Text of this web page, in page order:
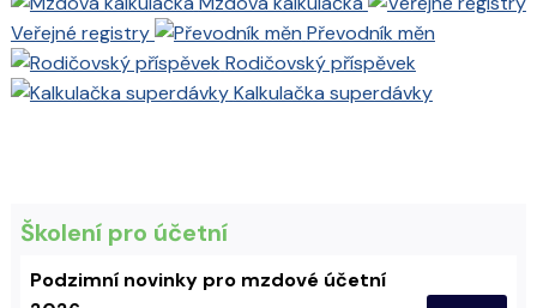
Veřejné registry
Převodník měn
Rodičovský příspěvek
Kalkulačka superdávky
Školení pro účetní
Podzimní novinky pro mzdové účetní